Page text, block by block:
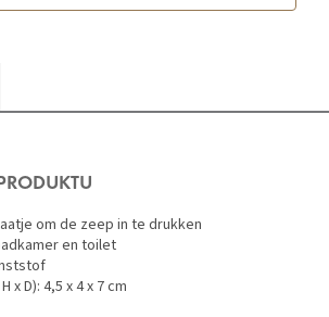
om de zeep in te drukken
en toilet
x D): 4,5 x 4 x 7 cm